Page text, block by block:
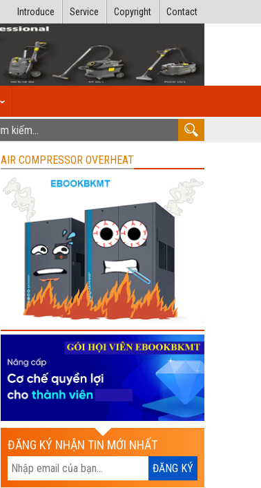
Contact
Copyright
Service
Introduce
AIR COMPRESSOR OVERHEAT
ĐĂNG KÝ NHẬN TIN MỚI NHẤT